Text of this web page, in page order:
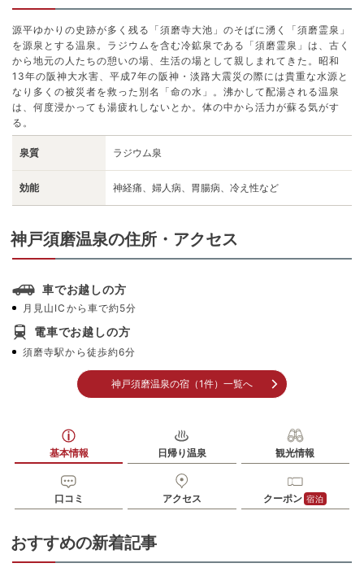
源平ゆかりの史跡が多く残る「須磨寺大池」のそばに湧く「須磨霊泉」
を源泉とする温泉。ラジウムを含む冷鉱泉である「須磨霊泉」は、古く
から地元の人たちの憩いの場、生活の場として親しまれてきた。昭和
13年の阪神大水害、平成7年の阪神・淡路大震災の際には貴重な水源と
なり多くの被災者を救った別名「命の水」。沸かして配湯される温泉
は、何度浸かっても湯疲れしないとか。体の中から活力が蘇る気がす
る。
泉質 ラジウム泉
効能 神経痛、婦人病、胃腸病、冷え性など
神戸須磨温泉の住所・アクセス
車でお越しの方
月見山ICから車で約5分
電車でお越しの方
須磨寺駅から徒歩約6分
神戸須磨温泉の宿（1件）一覧へ
基本情報 日帰り温泉 観光情報
口コミ アクセス クーポン 宿泊
おすすめの新着記事